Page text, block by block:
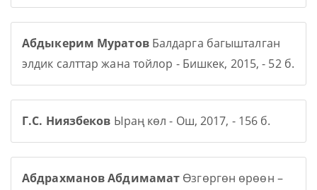
Абдыкерим МуратовБалдарга багышталган
элдик салттар жана тойлор - Бишкек, 2015, - 52 б.
Г.С. Ниязбеков Ыраң көл - Ош, 2017, - 156 б.
Абдрахманов Абдимамат Өзгөргөн өрөөн –